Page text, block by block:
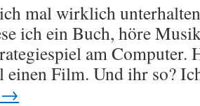
mal wirklich
ich ein Buch, höre
am Computer.
einen Film. Und ihr so?
→